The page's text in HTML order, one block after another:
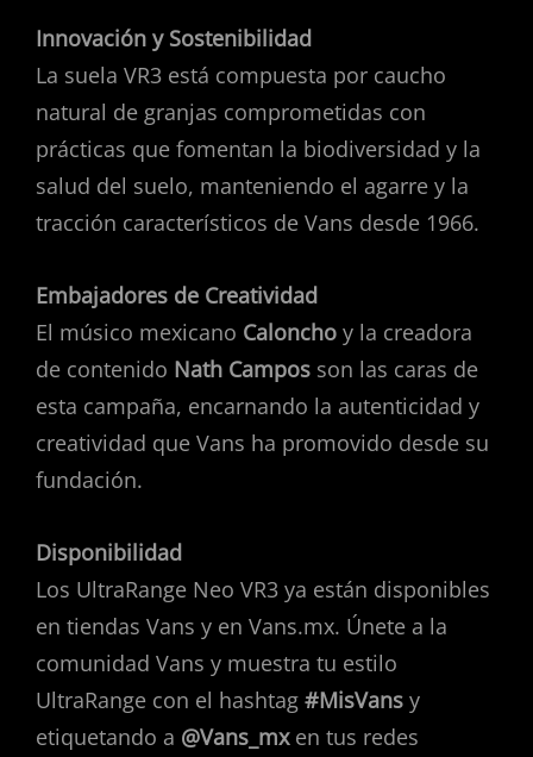
Innovación y Sostenibilidad
La suela VR3 está compuesta por caucho
natural de granjas comprometidas con
prácticas que fomentan la biodiversidad y la
salud del suelo, manteniendo el agarre y la
tracción característicos de Vans desde 1966.
Embajadores de Creatividad
El músico mexicano Caloncho y la creadora
de contenido Nath Campos son las caras de
esta campaña, encarnando la autenticidad y
creatividad que Vans ha promovido desde su
fundación.
Disponibilidad
Los UltraRange Neo VR3 ya están disponibles
en tiendas Vans y en Vans.mx. Únete a la
comunidad Vans y muestra tu estilo
UltraRange con el hashtag #MisVans y
etiquetando a @Vans_mxen tus redes